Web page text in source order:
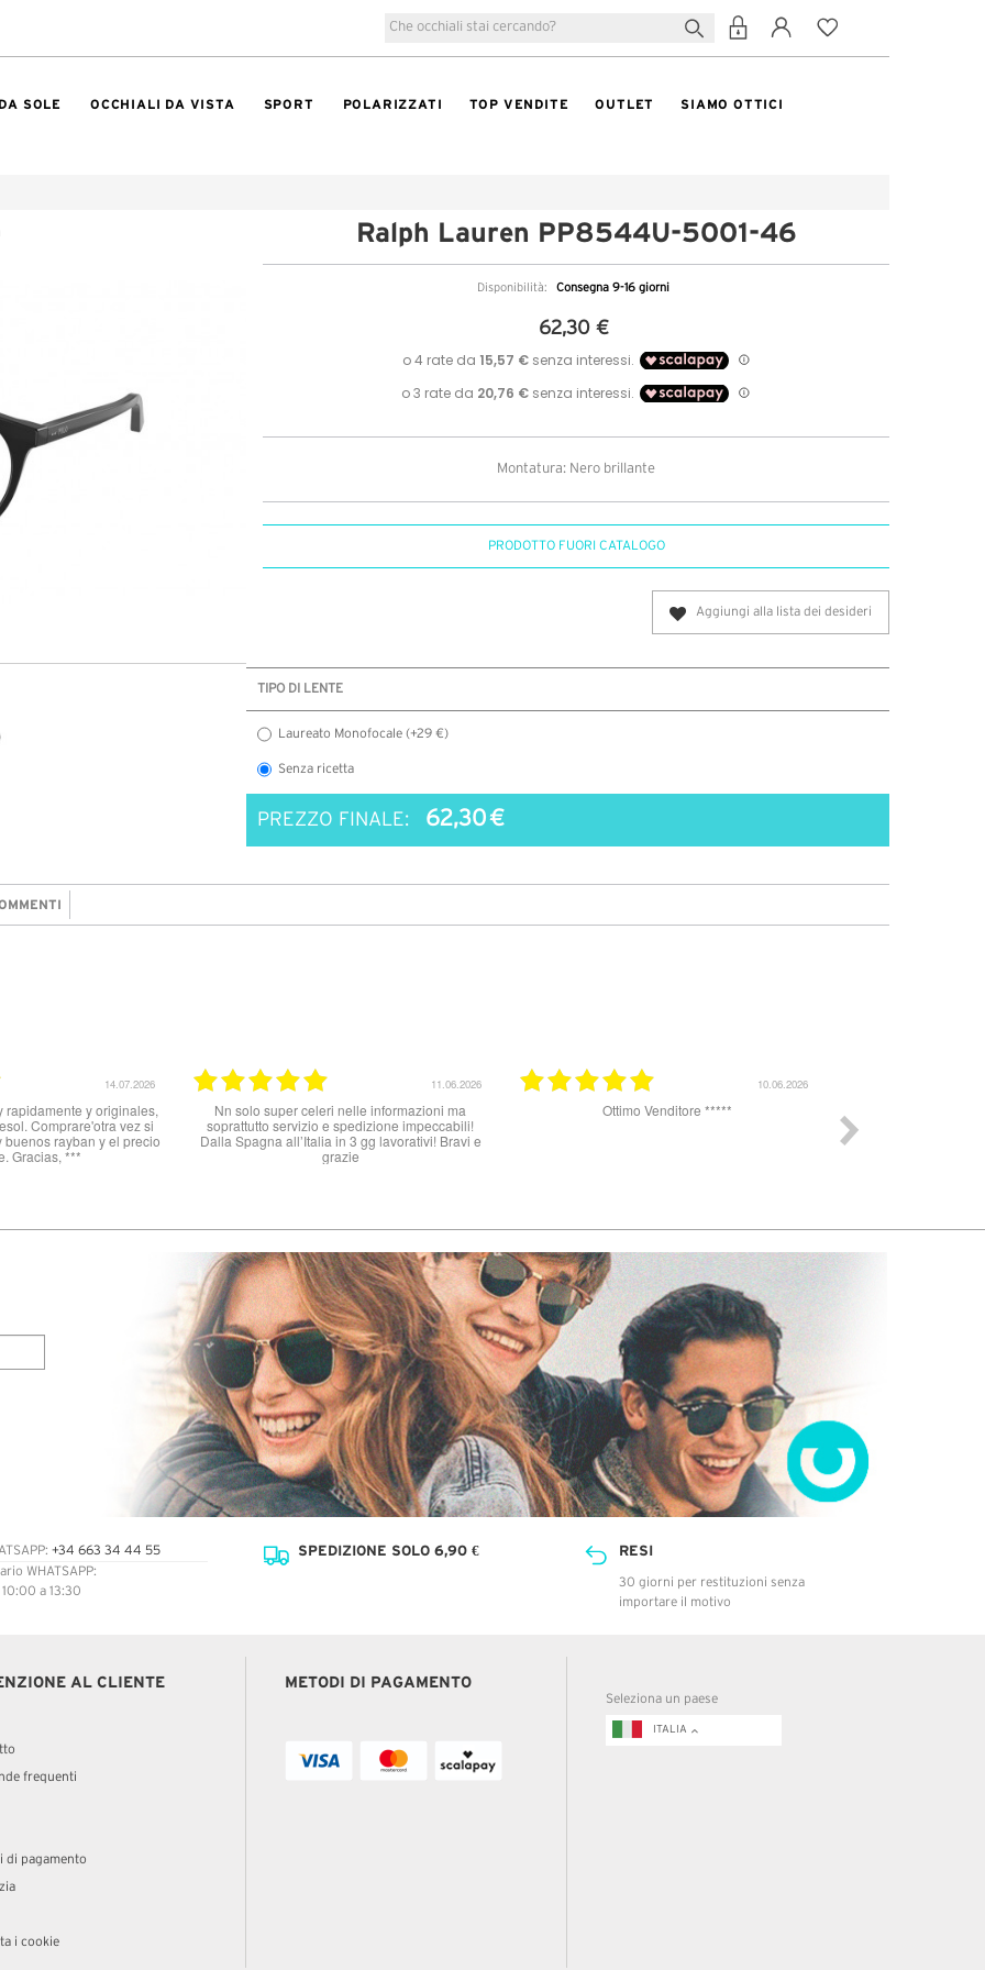
SOLE OCCHIALI DA VISTA SPORT POLARIZZATI TOP VENDITE OUTLET SIAMO OTTICI
Ralph Lauren PP8544U-5001-46
Disponibilità: Consegna 9-16 giorni
62,30 €
Montatura: Nero brillante
PRODOTTO FUORI CATALOGO
Aggiungi alla lista dei desideri
TIPO DI LENTE
Laureato Monofocale (+29 €)
Senza ricetta
PREZZO FINALE: 62,30 €
10.06.2026
Ottimo Venditore *****
31.03.2026
Buon prodotto, tutto ok
Ottimo sito per acquistare occhiali da sole. Un
pochino lenta la spedizione, ho ricevuto gli
occhiali dopo 8 giorni ma sul sito veniva
+34 663 34 44 55
WHATSAPP:
10:00 a 13:30
SPEDIZIONE SOLO 6,90 € RESI
30 giorni per restituzioni senza
importare il motivo
AL CLIENTE
frequenti
di pagamento
i cookie
METODI DI PAGAMENTO
Seleziona un paese
ITALIA